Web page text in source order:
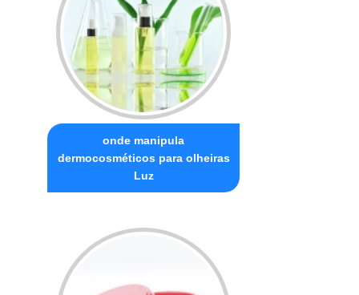
onde manipula
dermocosméticos para olheiras
Luz